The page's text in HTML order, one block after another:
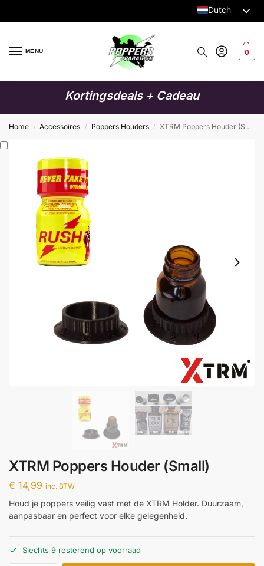
Dutch
German
Swedish
MENU 0
Kortingsdeals + Cadeau
Home / Accessoires / Poppers Houders / XTRM Poppers Houder (Small)
XTRM Poppers Houder (Small)
€ 14,99 inc. BTW
Houd je poppers veilig vast met de XTRM Holder. Duurzaam,
aanpasbaar en perfect voor elke gelegenheid.
Slechts 9 resterend op voorraad